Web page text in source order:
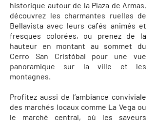
historique autour de la Plaza de Armas,
découvrez les charmantes ruelles de
Bellavista avec leurs cafés animés et
fresques colorées, ou prenez de la
hauteur en montant au sommet du
Cerro San Cristóbal pour une vue
panoramique sur la ville et les
montagnes.
Profitez aussi de l’ambiance conviviale
des marchés locaux comme La Vega ou
le marché central, où les saveurs